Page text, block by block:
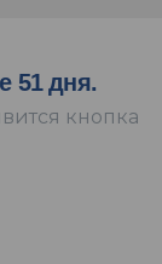
51 дня.
кнопка